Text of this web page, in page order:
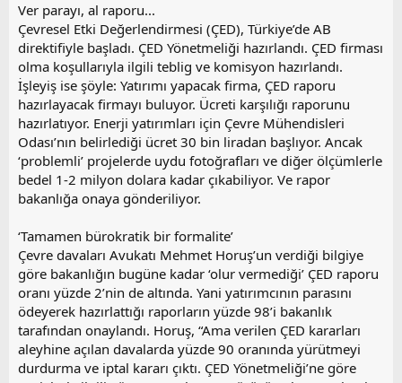
Ver parayı, al raporu...
Çevresel Etki Değerlendirmesi (ÇED), Türkiye’de AB
direktifiyle başladı. ÇED Yönetmeliği hazırlandı. ÇED firması
olma koşullarıyla ilgili teblig ve komisyon hazırlandı.
İşleyiş ise şöyle: Yatırımı yapacak firma, ÇED raporu
hazırlayacak firmayı buluyor. Ücreti karşılığı raporunu
hazırlatıyor. Enerji yatırımları için Çevre Mühendisleri
Odası’nın belirlediği ücret 30 bin liradan başlıyor. Ancak
‘problemli’ projelerde uydu fotoğrafları ve diğer ölçümlerle
bedel 1-2 milyon dolara kadar çıkabiliyor. Ve rapor
bakanlığa onaya gönderiliyor.
‘Tamamen bürokratik bir formalite’
Çevre davaları Avukatı Mehmet Horuş’un verdiği bilgiye
göre bakanlığın bugüne kadar ‘olur vermediği’ ÇED raporu
oranı yüzde 2’nin de altında. Yani yatırımcının parasını
ödeyerek hazırlattığı raporların yüzde 98’i bakanlık
tarafından onaylandı. Horuş, “Ama verilen ÇED kararları
aleyhine açılan davalarda yüzde 90 oranında yürütmeyi
durdurma ve iptal kararı çıktı. ÇED Yönetmeliği’ne göre